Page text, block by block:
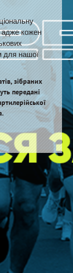
адже кожен
для нашої
зібраних
передані